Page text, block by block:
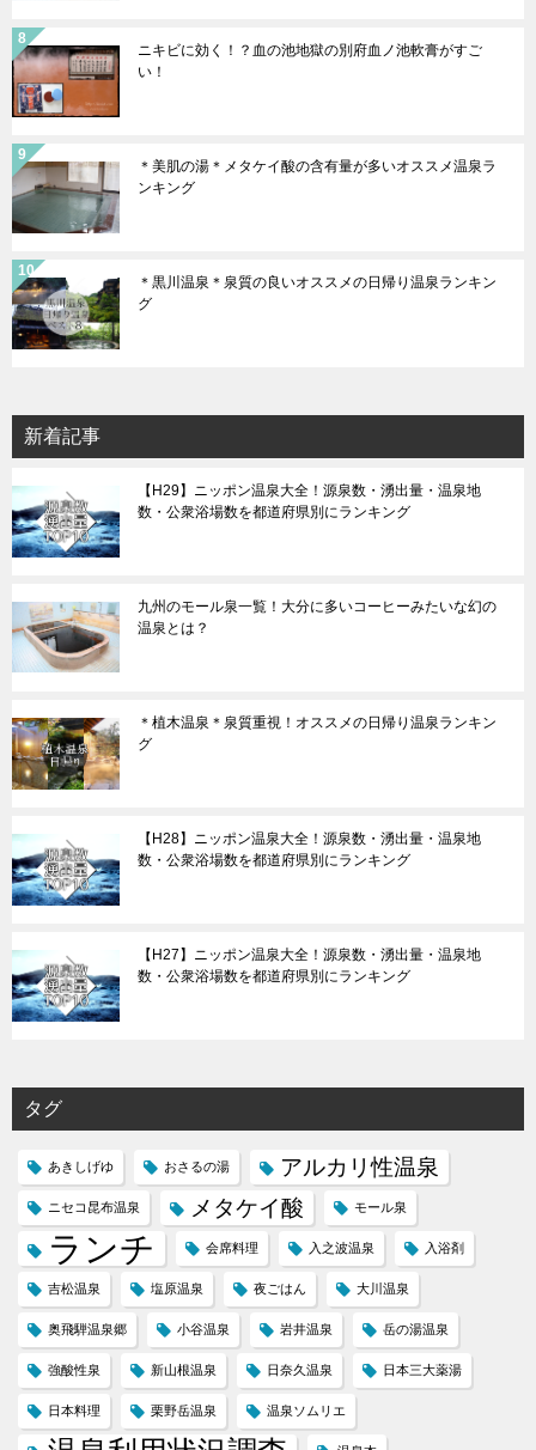
ニキビに効く！？血の池地獄の別府血ノ池軟膏がすご
い！
＊美肌の湯＊メタケイ酸の含有量が多いオススメ温泉ラ
ンキング
＊黒川温泉＊泉質の良いオススメの日帰り温泉ランキン
グ
新着記事
【H29】ニッポン温泉大全！源泉数・湧出量・温泉地
数・公衆浴場数を都道府県別にランキング
九州のモール泉一覧！大分に多いコーヒーみたいな幻の
温泉とは？
＊植木温泉＊泉質重視！オススメの日帰り温泉ランキン
グ
【H28】ニッポン温泉大全！源泉数・湧出量・温泉地
数・公衆浴場数を都道府県別にランキング
【H27】ニッポン温泉大全！源泉数・湧出量・温泉地
数・公衆浴場数を都道府県別にランキング
タグ
あきしげゆ おさるの湯 アルカリ性温泉
ニセコ昆布温泉 メタケイ酸 モール泉
ランチ 会席料理 入之波温泉 入浴剤
吉松温泉 塩原温泉 夜ごはん 大川温泉
奥飛騨温泉郷 小谷温泉 岩井温泉 岳の湯温泉
強酸性泉 新山根温泉 日奈久温泉 日本三大薬湯
日本料理 栗野岳温泉 温泉ソムリエ